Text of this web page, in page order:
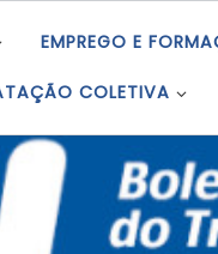
EMPREGO E
COLETIVA